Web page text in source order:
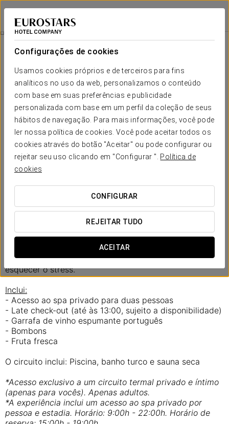
Configurações de cookies
Usamos cookies próprios e de terceiros para fins
analíticos no uso da web, personalizamos o conteúdo
com base em suas preferências e publicidade
personalizada com base em um perfil da coleção de seus
hábitos de navegação. Para mais informações, você pode
ler nossa política de cookies. Você pode aceitar todos os
cookies através do botão "Aceitar" ou pode configurar ou
rejeitar seu uso clicando em "Configurar ". Política de
cookies
CONFIGURAR
REJEITAR TUDO
ACEITAR
Áurea Museum
LISBOA
Experiência De Spa Privado Para Casais
80 €
Experiência de Spa Privado para
Casais
Para quem procura relaxar juntos em intimidade no
Sem rotinas, sem pressa – tudo pensado para que se
desliguem do mundo e se reconectem um com o outro.
Uma oportunidade perfeita para relaxar juntos e
esquecer o stress.
Inclui:
- Acesso ao spa privado para duas pessoas
- Late check-out (até às 13:00, sujeito a disponibilidade)
- Garrafa de vinho espumante português
- Bombons
- Fruta fresca
O circuito inclui: Piscina, banho turco e sauna seca
*Acesso exclusivo a um circuito termal privado e íntimo
(apenas para vocês). Apenas adultos.
*A experiência inclui um acesso ao spa privado por
pessoa e estadia. Horário: 9:00h - 22:00h. Horário de